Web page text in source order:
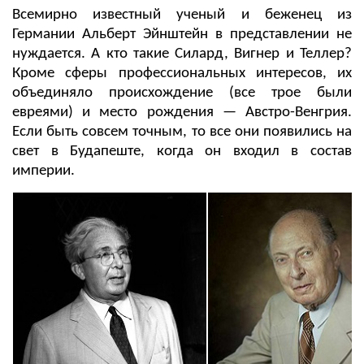
Всемирно известный ученый и беженец из
Германии Альберт Эйнштейн в представлении не
нуждается. А кто такие Силард, Вигнер и Теллер?
Кроме сферы профессиональных интересов, их
объединяло происхождение (все трое были
евреями) и место рождения — Австро-Венгрия.
Если быть совсем точным, то все они появились на
свет в Будапеште, когда он входил в состав
империи.